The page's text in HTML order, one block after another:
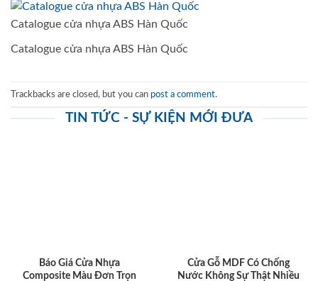
Catalogue cửa nhựa ABS Hàn Quốc
Catalogue cửa nhựa ABS Hàn Quốc
Trackbacks are closed, but you can post a comment.
TIN TỨC - SỰ KIỆN MỚI ĐƯA
Báo Giá Cửa Nhựa
Composite Màu Đơn Trọn
Cửa Gỗ MDF Có Chống
Nước Không Sự Thật Nhiều